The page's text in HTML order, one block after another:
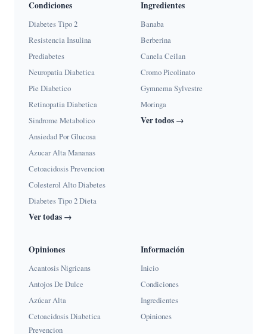
Condiciones
Diabetes Tipo 2
Resistencia Insulina
Prediabetes
Neuropatia Diabetica
Pie Diabetico
Retinopatia Diabetica
Sindrome Metabolico
Ansiedad Por Glucosa
Azucar Alta Mananas
Cetoacidosis Prevencion
Colesterol Alto Diabetes
Diabetes Tipo 2 Dieta
Ver todas →
Ingredientes
Banaba
Berberina
Canela Ceilan
Cromo Picolinato
Gymnema Sylvestre
Moringa
Ver todos →
Opiniones
Acantosis Nigricans
Antojos De Dulce
Azúcar Alta
Cetoacidosis Diabetica
Prevencion
Información
Inicio
Condiciones
Ingredientes
Opiniones